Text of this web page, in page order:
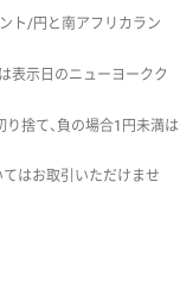
ト/円と南アフリカラン
表示日のニューヨークク
捨て、負の場合1円未満は
はお取引いただけませ